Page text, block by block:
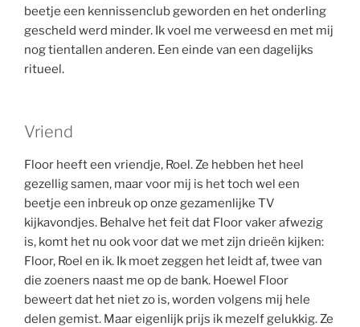
beetje een kennissenclub geworden en het onderling
gescheld werd minder. Ik voel me verweesd en met mij
nog tientallen anderen. Een einde van een dagelijks
ritueel.
Vriend
Floor heeft een vriendje, Roel. Ze hebben het heel
gezellig samen, maar voor mij is het toch wel een
beetje een inbreuk op onze gezamenlijke TV
kijkavondjes. Behalve het feit dat Floor vaker afwezig
is, komt het nu ook voor dat we met zijn drieën kijken:
Floor, Roel en ik. Ik moet zeggen het leidt af, twee van
die zoeners naast me op de bank. Hoewel Floor
beweert dat het niet zo is, worden volgens mij hele
delen gemist. Maar eigenlijk prijs ik mezelf gelukkig. Ze